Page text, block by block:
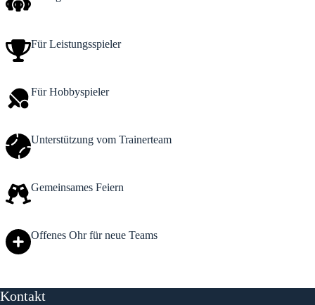
Für Leistungsspieler
Für Hobbyspieler
Unterstützung vom Trainerteam
Gemeinsames Feiern
Offenes Ohr für neue Teams
Kontakt